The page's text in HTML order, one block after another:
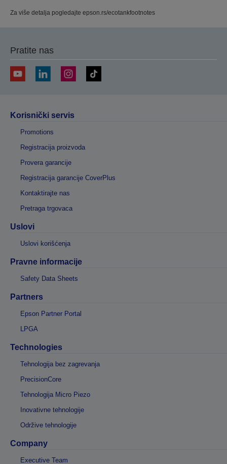
Za više detalja pogledajte epson.rs/ecotankfootnotes
Pratite nas
Korisnički servis
Promotions
Registracija proizvoda
Provera garancije
Registracija garancije CoverPlus
Kontaktirajte nas
Pretraga trgovaca
Uslovi
Uslovi korišćenja
Pravne informacije
Safety Data Sheets
Partners
Epson Partner Portal
LPGA
Technologies
Tehnologija bez zagrevanja
PrecisionCore
Tehnologija Micro Piezo
Inovativne tehnologije
Održive tehnologije
Company
Executive Team